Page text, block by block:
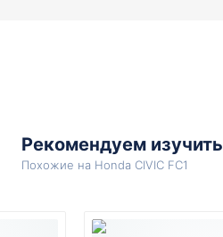
Рекомендуем изучить
Похожие на Honda CIVIC FC1